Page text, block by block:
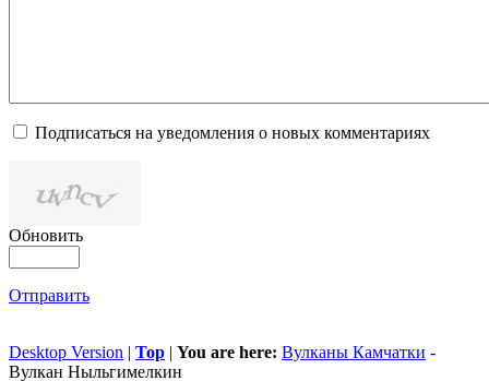
Подписаться на уведомления о новых комментариях
Обновить
Отправить
Desktop Version | Top | You are here: Вулканы Камчатки -
Вулкан Ныльгимелкин